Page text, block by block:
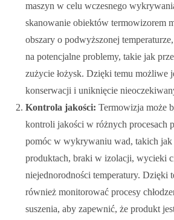
maszyn w celu wczesnego
skanowanie obiektów termowizorem
obszary o podwyższonej
na potencjalne problemy, takie jak
zużycie łożysk. Dzięki temu możliwe
konserwacji i uniknięcie
Kontrola jakości: Termowizja może
kontroli jakości w różnych procesach
pomóc w wykrywaniu wad, takich jak
produktach, braki w izolacji, wycieki
niejednorodności temperatury. Dzięki
również monitorować procesy
suszenia, aby zapewnić, że produkt